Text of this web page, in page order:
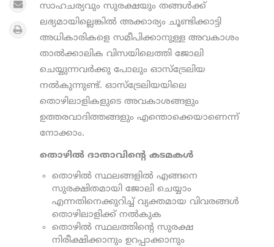
സാഹചര്യവും സുരക്ഷയും തങ്ങൾക്ക്
ലഭ്യമായില്ലെങ്കിൽ അക്കാര്യം ചൂണ്ടിക്കാട്ടി
അധികാരികളെ സമീപിക്കാനുള്ള അവകാശം
താല്‍ക്കാലിക വിസയിലെത്തി ജോലി
ചെയ്യുന്നവര്‍ക്കു പോലും ഓസ്ട്രേലിയ
നൽകുന്നുണ്ട്. ഓസ്ട്രേലിയയിലെ
തൊഴിലാളികളുടെ അവകാശങ്ങളും
ഉത്തരവാദിത്തങ്ങളും എന്തൊക്കെയാണെന്ന്
നോക്കാം.
തൊഴിൽ ദാതാവിന്റെ കടമകൾ
തൊഴിൽ സ്ഥലങ്ങളിൽ എങ്ങനെ
സുരക്ഷിതമായി ജോലി ചെയ്യാം
എന്നതിനെക്കുറിച്ച് വ്യക്തമായ വിവരങ്ങൾ
തൊഴിലാളിക്ക് നൽകുക
തൊഴില്‍ സ്ഥലത്തിന്റെ സുരക്ഷ
നിരീക്ഷിക്കാനും ഉറപ്പാക്കാനും